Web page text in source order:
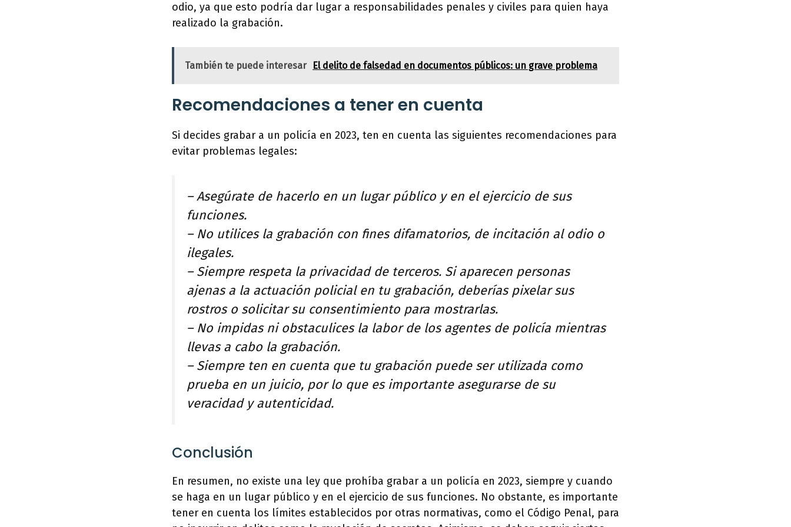
odio, ya que esto podría dar lugar a responsabilidades penales y civiles para quien haya
realizado la grabación.
También te puede interesar El delito de falsedad en documentos públicos: un grave problema
Recomendaciones a tener en cuenta
Si decides grabar a un policía en 2023, ten en cuenta las siguientes recomendaciones para
evitar problemas legales:
– Asegúrate de hacerlo en un lugar público y en el ejercicio de sus
funciones.
– No utilices la grabación con fines difamatorios, de incitación al odio o
ilegales.
– Siempre respeta la privacidad de terceros. Si aparecen personas
ajenas a la actuación policial en tu grabación, deberías pixelar sus
rostros o solicitar su consentimiento para mostrarlas.
– No impidas ni obstaculices la labor de los agentes de policía mientras
llevas a cabo la grabación.
– Siempre ten en cuenta que tu grabación puede ser utilizada como
prueba en un juicio, por lo que es importante asegurarse de su
veracidad y autenticidad.
Conclusión
En resumen, no existe una ley que prohíba grabar a un policía en 2023, siempre y cuando
se haga en un lugar público y en el ejercicio de sus funciones. No obstante, es importante
tener en cuenta los límites establecidos por otras normativas, como el Código Penal, para